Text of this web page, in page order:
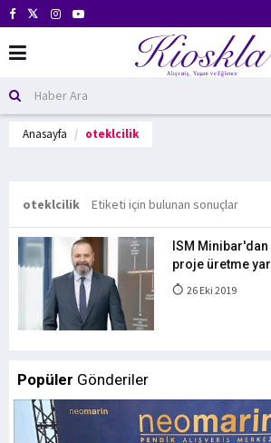
Anasayfa oteklcilik
oteklcilik Etiketi için bulunan sonuçlar
ISM Minibar'dan
proje üretme
26 Eki 2019
Popüler Gönderiler